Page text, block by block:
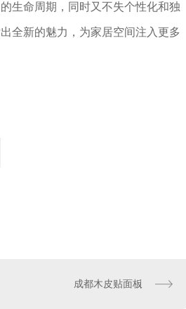
生命周期，同时又不失个性化和独
全新的魅力，为家居空间注入更多
成都木皮贴面板